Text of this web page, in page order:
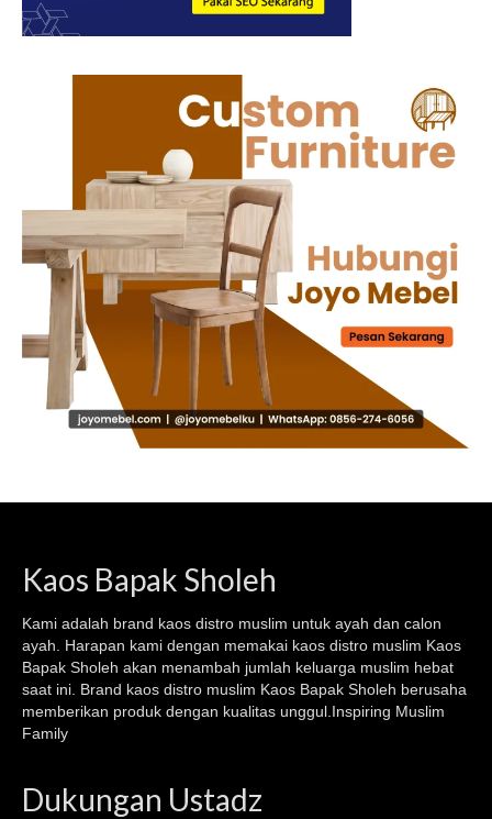
Kaos Bapak Sholeh
Kami adalah brand kaos distro muslim untuk ayah dan calon
ayah. Harapan kami dengan memakai kaos distro muslim Kaos
Bapak Sholeh akan menambah jumlah keluarga muslim hebat
saat ini. Brand kaos distro muslim Kaos Bapak Sholeh berusaha
memberikan produk dengan kualitas unggul.Inspiring Muslim
Family
Dukungan Ustadz